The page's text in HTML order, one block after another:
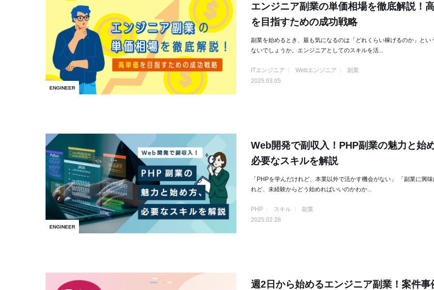
ENGINEER
エンジニア副業の単価相場を徹底解説！
を目指すための成功戦略
副業を始めるとき、最も気になるのは「どれくらい稼げるのか」とい
ないでしょうか。エンジニアとしてのスキルを活...
ITエンジニア Webエンジニア
副業
2025.03.05
ENGINEER
Web開発で副収入！PHP副業の魅力と始め
必要なスキルを解説
「PHPを学んだけれど、本業以外で活かす機会がない」 「副業に興
れど、未経験からどう始めればいいのかわか...
PHP スキル
副業
2025.02.28
週2日から始めるエンジニア副業！案件事